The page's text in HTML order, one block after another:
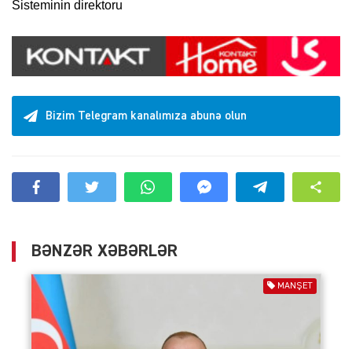
Sisteminin direktoru
Bizim Telegram kanalımıza abunə olun
BƏNZƏR XƏBƏRLƏR
MANŞET